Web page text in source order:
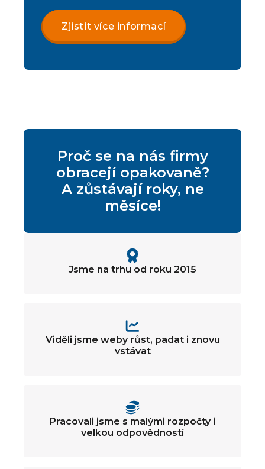
Zjistit více informací
Proč se na nás firmy
obracejí opakovaně?
A zůstávají roky, ne
měsíce!
Jsme na trhu od roku 2015
Viděli jsme weby růst, padat i znovu
vstávat
Pracovali jsme s malými rozpočty i
velkou odpovědností